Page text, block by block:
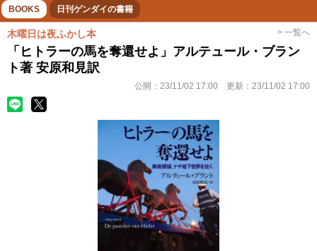
ボートレース 競輪 オートレース
BOOKS 日刊ゲンダイの書籍
木曜日は夜ふかし本 > 一覧へ
「ヒトラーの馬を奪還せよ」アルテュール・ブラン
ト著 安原和見訳
公開： 23/11/02 17:00 更新： 23/11/02 17:00